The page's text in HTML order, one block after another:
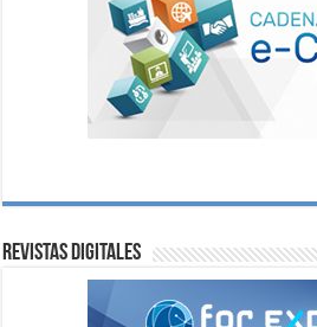
Revistas digitales